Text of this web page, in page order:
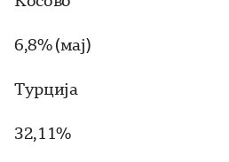
6,8% (мај)
Турција
32,11%